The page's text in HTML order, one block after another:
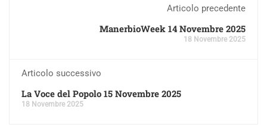
Articolo precedente
ManerbioWeek 14 Novembre 2025
18 Novembre 2025
Articolo successivo
La Voce del Popolo 15 Novembre 2025
18 Novembre 2025